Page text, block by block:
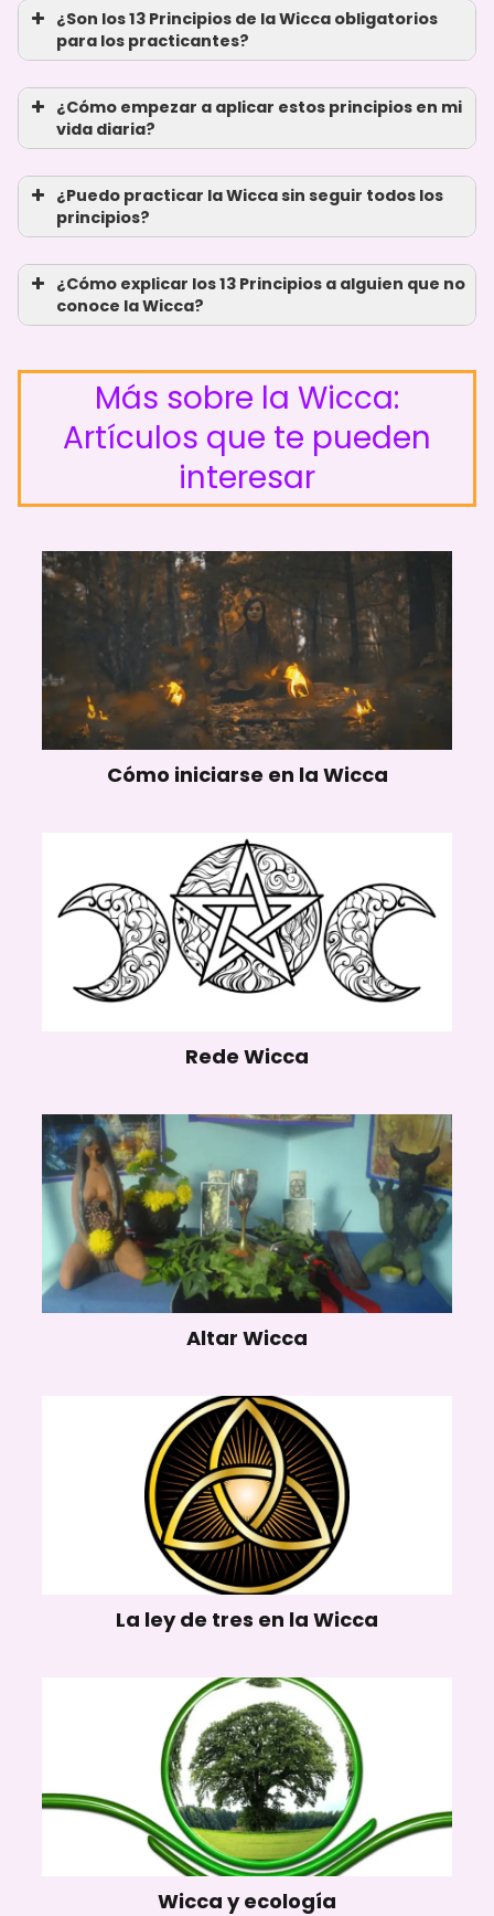
¿Son los 13 Principios de la Wicca obligatorios
para los practicantes?
¿Cómo empezar a aplicar estos principios en mi
vida diaria?
Practica la conexión con la
observa las fases de la Luna y
celebra los ciclos estacionales.
Adopta hábitos sostenibles,
como reciclar o consumir de
manera consciente.
Fomenta el equilibrio interno y
externo:Dedica tiempo a la
meditación, la introspección y la
Explora la magia y la espiritualidad:
¿Puedo practicar la Wicca sin seguir todos los
principios?
¿Cómo explicar los 13 Principios a alguien que no
conoce la Wicca?
Más sobre la Wicca:
Artículos que te pueden
interesar
Cómo iniciarse en la Wicca
Rede Wicca
Altar Wicca
La ley de tres en la Wicca
Wicca y ecología